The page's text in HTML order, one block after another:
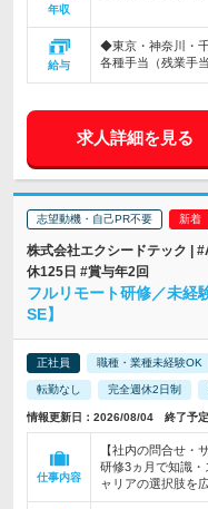
年収
給与
◆東京・神奈川・
各種手当（残業手
求人詳細を見る
志望動機・自己PR不要
株式会社エクシードテック |
休125日 #賞与年2回
フルリモート研修／未経
SE】
正社員 職種・業種未経験OK
転勤なし 完全週休2日制
情報更新日：2026/08/04 終了予
仕事内容
【社内の問合せ
研修3ヵ月で知識
ャリアの選択肢を